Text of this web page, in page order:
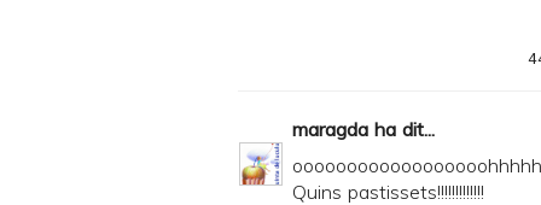
maragda ha dit...
Quins pastissets!!!!!!!!!!!!!